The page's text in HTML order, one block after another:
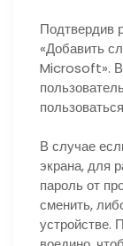
Подтвердив
«Добавить
Microsoft».
В случае
экрана, для
пароль от
сменить,
устройстве.